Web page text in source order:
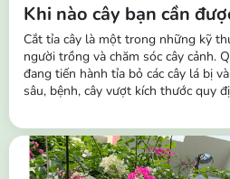
Khi nào cây bạn cần
Cắt tỉa cây là một trong những kỹ
người trồng và chăm sóc cây cảnh.
đang tiến hành tỉa bỏ các cây lá bị
sâu, bệnh, cây vượt kích thước quy
chết,... Tầm quan trọng của việc cắt tỉa cây: Giúp
trưởng...